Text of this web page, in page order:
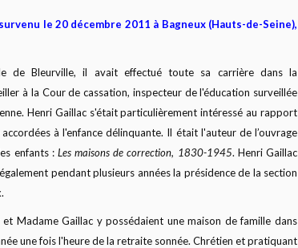
le 20 décembre 2011 à Bagneux (Hauts-de-Seine),
de Bleurville, il avait effectué toute sa carrière dans la
à la Cour de cassation, inspecteur de l'éducation surveillée
Henri Gaillac s'était particulièrement intéressé au rapport
à l'enfance délinquante. Il était l'auteur de l’ouvrage
enfants : Les maisons de correction, 1830-1945. Henri Gaillac
pendant plusieurs années la présidence de la section
Madame Gaillac y possédaient une maison de famille dans
une fois l'heure de la retraite sonnée. Chrétien et pratiquant